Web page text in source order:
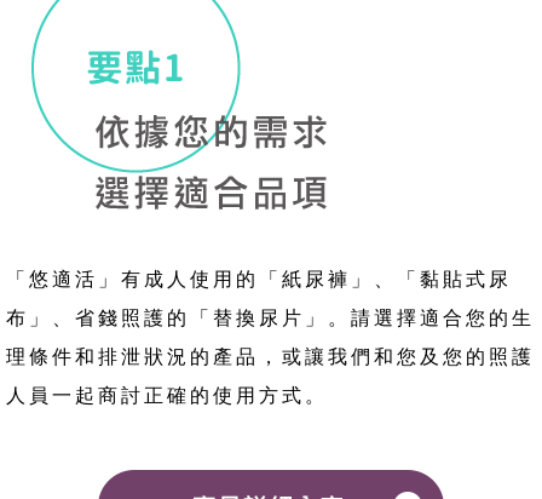
「悠適活」有成人使用的「紙尿褲」、「黏貼式尿
布」、省錢照護的「替換尿片」。請選擇適合您的生
理條件和排泄狀況的產品，或讓我們和您及您的照護
人員一起商討正確的使用方式。